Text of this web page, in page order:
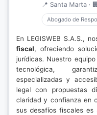
📍 Santa Marta ·
Abogado de
En LEGISWEB S.A.S.,
fiscal, ofreciendo
jurídicas. Nuestro
tecnológica,
especializadas y
legal con propuestas
claridad y confianza en
sus desafíos fiscales